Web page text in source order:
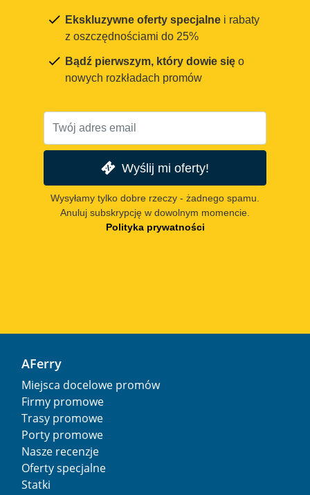
Ekskluzywne oferty specjalne i rabaty
z oszczędnościami do 25%
Bądź pierwszym, który dowie się o
nowych rozkładach promów
Wyślij mi oferty!
Wysyłamy tylko dobre rzeczy - żadnego spamu.
Anuluj subskrypcję w dowolnym momencie.
Polityka prywatności
AFerry
Miejsca docelowe promów
Firmy promowe
Trasy promowe
Porty promowe
Nasze recenzje
Oferty specjalne
Statki